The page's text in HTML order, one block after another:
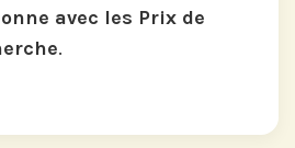
avec les Prix de
.